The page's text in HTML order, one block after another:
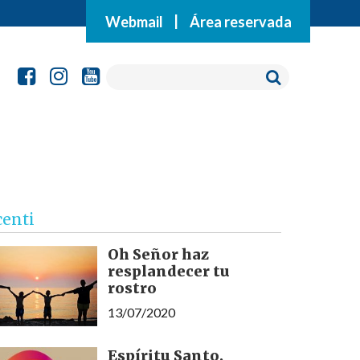
Webmail Área reservada
Oh Señor haz
resplandecer tu
rostro
13/07/2020
Espíritu Santo,